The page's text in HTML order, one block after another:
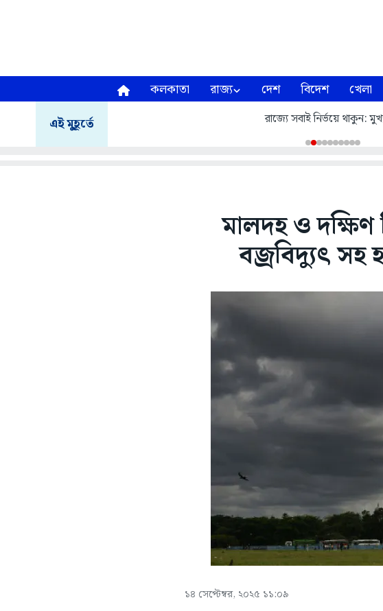
কলকাতা রাজ্য দেশ বিদেশ খেলা
এই মুহূর্তে রাজ্যে সবাই নির্ভয়ে থাকুন:
মালদহ ও
বজ্রবিদ্যুৎ সহ
১৪ সেপ্টেম্বর, ২০২৫ ১১:০৯